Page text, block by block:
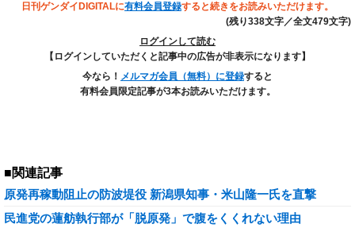
日刊ゲンダイDIGITALに有料会員登録すると続きをお読みいただけます。
(残り338文字／全文479文字)
ログインして読む
【ログインしていただくと記事中の広告が非表示になります】
今なら！ メルマガ会員（無料）に登録すると
有料会員限定記事が3本お読みいただけます。
■関連記事
原発再稼動阻止の防波堤役 新潟県知事・米山隆一氏を直撃
民進党の蓮舫執行部が「脱原発」で腹をくくれない理由